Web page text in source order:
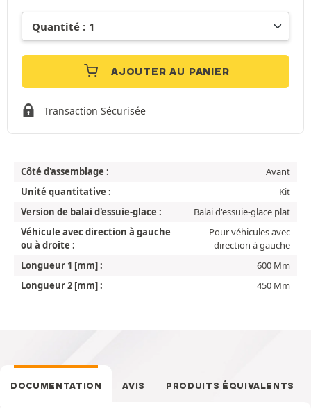
AJOUTER AU PANIER
Transaction Sécurisée
Côté d'assemblage :
Avant
Unité quantitative :
Kit
Version de balai d'essuie-glace :
Balai d'essuie-glace plat
Véhicule avec direction à gauche
ou à droite :
Pour véhicules avec
direction à gauche
Longueur 1 [mm] :
600 Mm
Longueur 2 [mm] :
450 Mm
DOCUMENTATION AVIS PRODUITS ÉQUIVALENTS